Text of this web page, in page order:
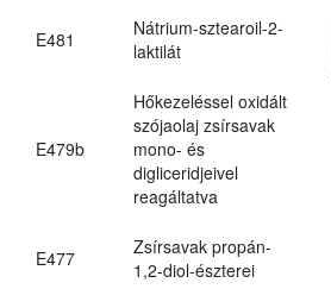
E481
Nátrium-sztearoil-2-
laktilát
E479b
Hőkezeléssel oxidált
szójaolaj zsírsavak
mono- és
digliceridjeivel
reagáltatva
E477
Zsírsavak propán-
1,2-diol-észterei